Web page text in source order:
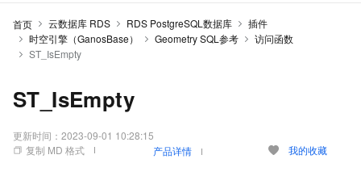
首页 云数据库 RDS RDS PostgreSQL数据库
插件
时空引擎（GanosBase）
Geometry SQL参考
访问函数
ST_IsEmpty
ST_IsEmpty
更新时间： 2023-09-01 10:28:15
复制 MD 格式
产品详情 我的收藏